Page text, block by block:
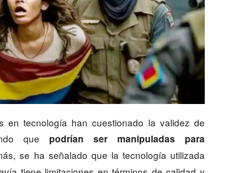
en tecnología han cuestionado la validez de
que podrían ser manipuladas para
se ha señalado que la tecnología utilizada